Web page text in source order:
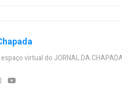
virtual do JORNAL DA